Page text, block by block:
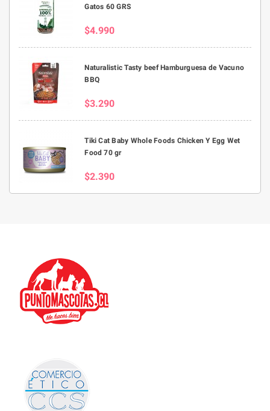
Gatos 60 GRS
$4.990
Naturalistic Tasty beef Hamburguesa de Vacuno
BBQ
$3.290
Tiki Cat Baby Whole Foods Chicken Y Egg Wet
Food 70 gr
$2.390